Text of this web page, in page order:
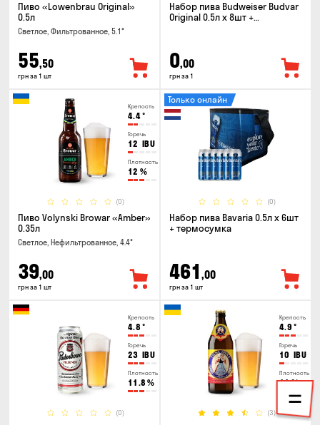
Пиво «Lowenbrau Original»
0.5л
Светлое, Фильтрованное, 5.1°
55,50
грн за 1 шт
Набор пива Budweiser Budvar
Original 0.5л x 8шт +
0,00
грн за 1
Крепость
4.4°
Горечь
12 IBU
Плотность
12 %
(0)
Пиво Volynski Browar «Amber»
0.35л
Светлое, Нефильтрованное, 4.4°
39,00
грн за 1 шт
(0)
Только онлайн
Набор пива Bavaria 0.5л х 6шт
+ термосумка
461 ,00
грн за 1 шт
Крепость
4.8 °
Горечь
23 IBU
Плотность
11.8 %
(0)
Крепость
4.9 °
Горечь
10 IBU
Плотность
11%
(3)